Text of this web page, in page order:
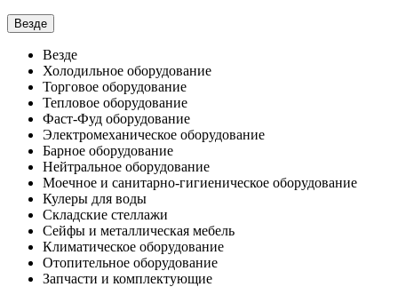
Везде
Везде
Холодильное оборудование
Торговое оборудование
Тепловое оборудование
Фаст-Фуд оборудование
Электромеханическое оборудование
Барное оборудование
Нейтральное оборудование
Моечное и санитарно-гигиеническое оборудование
Кулеры для воды
Складские стеллажи
Сейфы и металлическая мебель
Климатическое оборудование
Отопительное оборудование
Запчасти и комплектующие